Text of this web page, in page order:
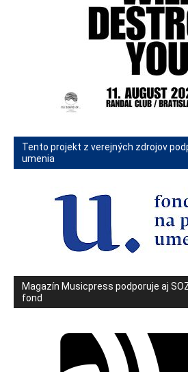
Tento projekt z verejných zdrojov
umenia
Magazín Musicpress podporuje aj
fond